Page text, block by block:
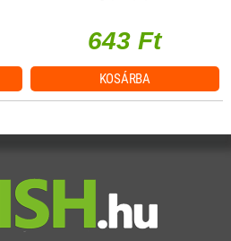
643 Ft
KOSÁRBA